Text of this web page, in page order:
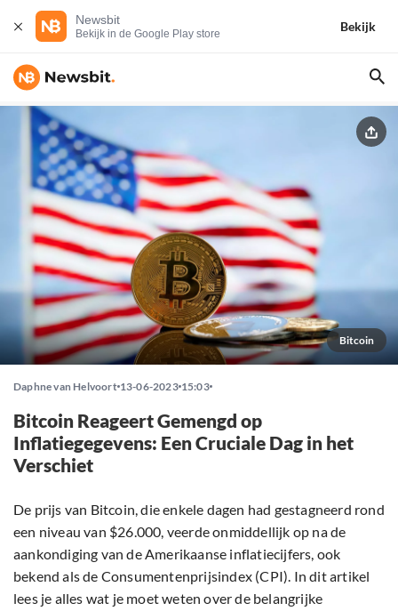
Newsbit
Bekijk in de Google Play store
Bekijk
Bitcoin
Daphne van Helvoort 13-06-2023 15:03
Bitcoin Reageert Gemengd op
Inflatiegegevens: Een Cruciale Dag in het
Verschiet
De prijs van Bitcoin, die enkele dagen had gestagneerd rond
een niveau van $26.000, veerde onmiddellijk op na de
aankondiging van de Amerikaanse inflatiecijfers, ook
bekend als de Consumentenprijsindex (CPI). In dit artikel
lees je alles wat je moet weten over de belangrijke